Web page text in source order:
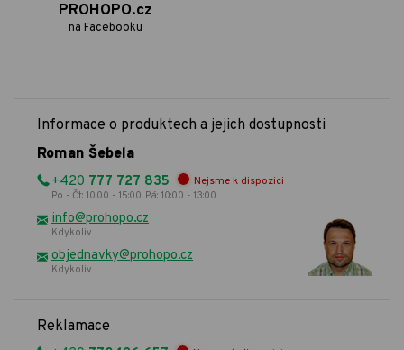
PROHOPO.cz
na Facebooku
Informace o produktech a jejich dostupnosti
Roman Šebela
+420 777 727 835 Nejsme k dispozici
Po - Čt: 10:00 - 15:00, Pá: 10:00 - 13:00
info@prohopo.cz
Kdykoliv
objednavky@prohopo.cz
Kdykoliv
Reklamace